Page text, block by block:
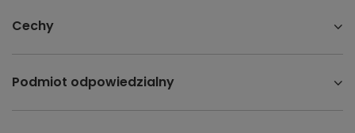
Cechy
Podmiot odpowiedzialny